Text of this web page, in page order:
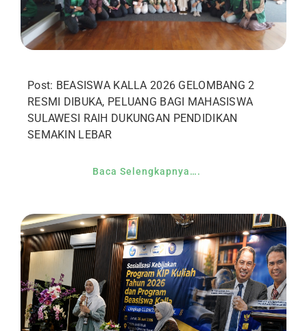
Post: BEASISWA KALLA 2026 GELOMBANG 2
RESMI DIBUKA, PELUANG BAGI MAHASISWA
SULAWESI RAIH DUKUNGAN PENDIDIKAN
SEMAKIN LEBAR
Baca Selengkapnya….